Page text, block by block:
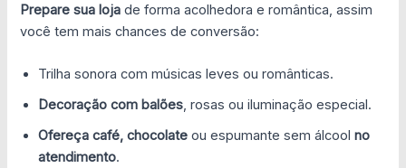
Prepare sua loja de forma acolhedora e romântica, assim
você tem mais chances de conversão:
Trilha sonora com músicas leves ou românticas.
Decoração com balões, rosas ou iluminação especial.
Ofereça café, chocolate ou espumante sem álcoolno
atendimento.